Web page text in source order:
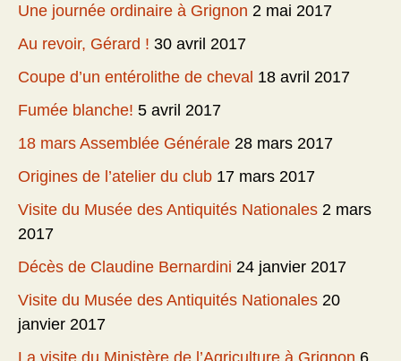
Une journée ordinaire à Grignon 2 mai 2017
Au revoir, Gérard ! 30 avril 2017
Coupe d’un entérolithe de cheval 18 avril 2017
Fumée blanche! 5 avril 2017
18 mars Assemblée Générale 28 mars 2017
Origines de l’atelier du club 17 mars 2017
Visite du Musée des Antiquités Nationales 2 mars
2017
Décès de Claudine Bernardini 24 janvier 2017
Visite du Musée des Antiquités Nationales 20
janvier 2017
La visite du Ministère de l’Agriculture à Grignon 6